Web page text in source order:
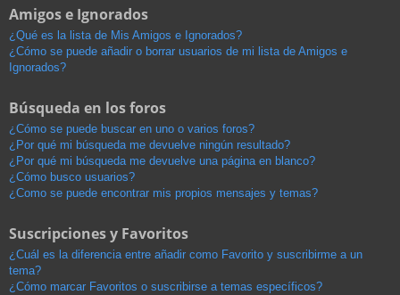
Amigos e Ignorados
¿Qué es la lista de Mis Amigos e Ignorados?
¿Cómo se puede añadir o borrar usuarios de mi lista de Amigos e
Ignorados?
Búsqueda en los foros
¿Cómo se puede buscar en uno o varios foros?
¿Por qué mi búsqueda me devuelve ningún resultado?
¿Por qué mi búsqueda me devuelve una página en blanco?
¿Cómo busco usuarios?
¿Como se puede encontrar mis propios mensajes y temas?
Suscripciones y Favoritos
¿Cuál es la diferencia entre añadir como Favorito y suscribirme a un
tema?
¿Cómo marcar Favoritos o suscribirse a temas específicos?